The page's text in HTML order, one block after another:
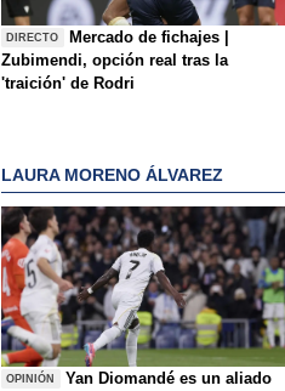
DIRECTO
Mercado de fichajes |
Zubimendi, opción real tras la
'traición' de Rodri
LAURA MORENO ÁLVAREZ
OPINIÓN
Yan Diomandé es un aliado